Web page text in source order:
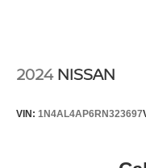
2024 NISSAN
VIN: 1N4AL4AP6RN323697